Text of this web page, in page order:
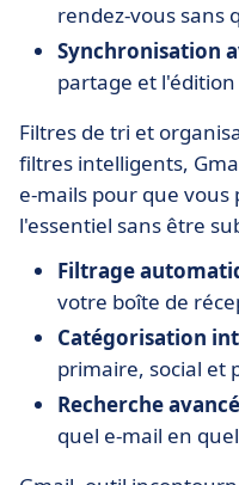
rendez-vous sans
Synchronisation
partage et
Filtres de tri et
filtres intelligents,
e-mails pour que
l'essentiel sans être
Filtrage
votre boîte de
Catégorisation
primaire, social et
Recherche
quel e-mail en